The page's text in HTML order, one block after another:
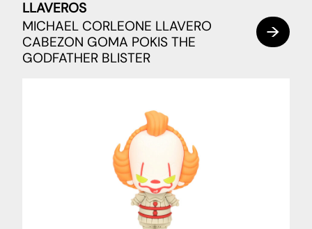
LLAVEROS
MICHAEL CORLEONE LLAVERO
CABEZON GOMA POKIS THE
GODFATHER BLISTER